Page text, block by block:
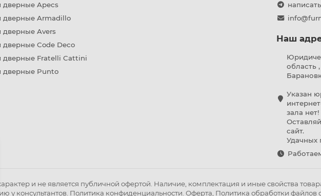
дверные Apecs
дверные Armadillo
дверные Avers
дверные Code Deco
дверные Fratelli Cattini
дверные Punto
Наш
область
Указан
зала нет!
сайт.
Удачных
и не является публичной офертой. Наличие, комплектация и иные свойства
у консультантов. Политика конфиденциальности Оферта Политика обработки файлов